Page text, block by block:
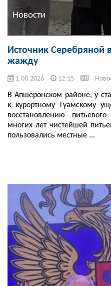
Новости
Источник Серебряной
жажду
1.08.2026 12:15
В Апшеронском районе, у
к курортному Гуамскому
восстановлению
многих лет чистейшей
пользовались местные ...